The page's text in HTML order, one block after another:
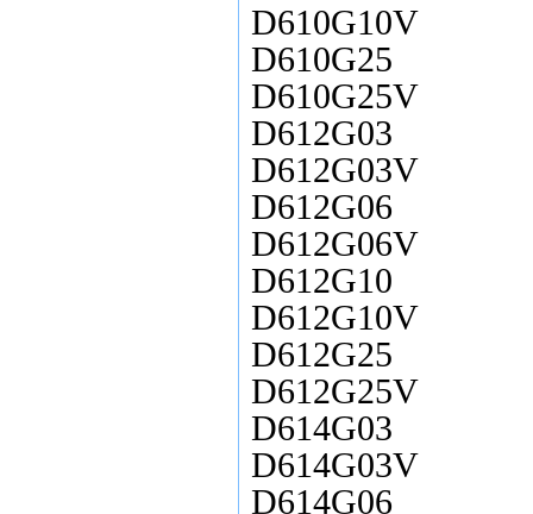
D610G10V
D610G25
D610G25V
D612G03
D612G03V
D612G06
D612G06V
D612G10
D612G10V
D612G25
D612G25V
D614G03
D614G03V
D614G06